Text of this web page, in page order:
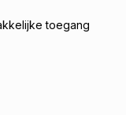
toegang